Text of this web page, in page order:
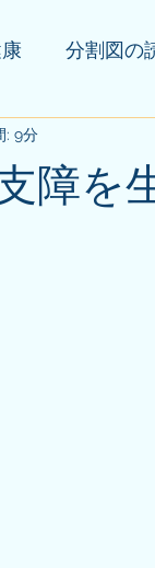
分割図の
障を
: 9分